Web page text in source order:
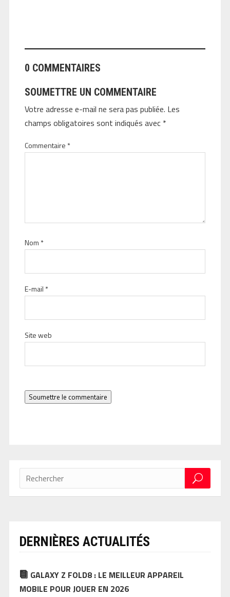
0 COMMENTAIRES
SOUMETTRE UN COMMENTAIRE
Votre adresse e-mail ne sera pas publiée. Les
champs obligatoires sont indiqués avec *
Commentaire *
Nom *
E-mail *
Site web
Soumettre le commentaire
DERNIÈRES ACTUALITÉS
GALAXY Z FOLD8 : LE MEILLEUR APPAREIL
MOBILE POUR JOUER EN 2026